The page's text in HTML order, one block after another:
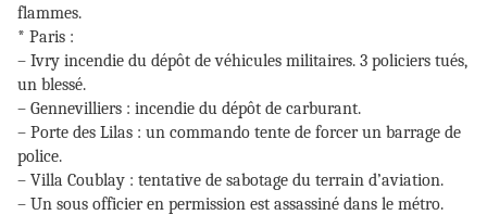
flammes.
* Paris :
– Ivry incendie du dépôt de véhicules militaires. 3 policiers tués,
un blessé.
– Gennevilliers : incendie du dépôt de carburant.
– Porte des Lilas : un commando tente de forcer un barrage de
police.
– Villa Coublay : tentative de sabotage du terrain d’aviation.
– Un sous officier en permission est assassiné dans le métro.